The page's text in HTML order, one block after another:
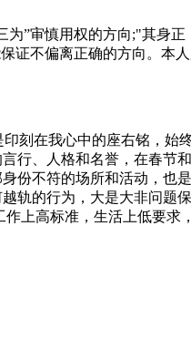
”审慎用权的方向;"其身正
证不偏离正确的方向。本
在我心中的座右铭，始
行、人格和名誉，在春节
身份不符的场所和活动，也
的行为，大是大非问题
上高标准，生活上低要求